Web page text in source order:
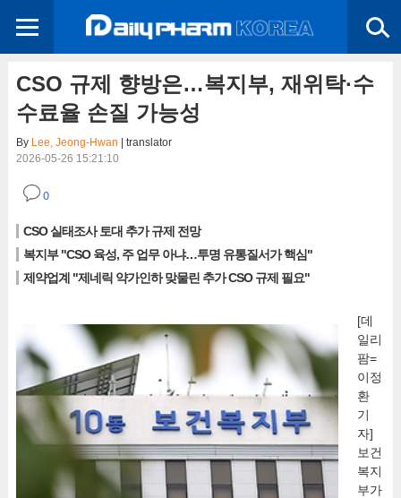
CSO 규제 향방은…복지부, 재위탁·수
수료율 손질 가능성
By Lee, Jeong-Hwan | translator
2026-05-26 15:21:10
0
CSO 실태조사 토대 추가 규제 전망
복지부 "CSO 육성, 주 업무 아냐…투명 유통질서가 핵심"
제약업계 "제네릭 약가인하 맞물린 추가 CSO 규제 필요"
[데
일리
팜=
이정
환
기
자]
보건
복지
부가